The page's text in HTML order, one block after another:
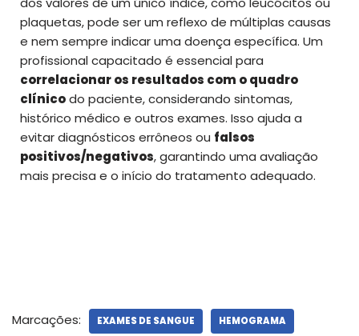
plaquetas, pode ser um reflexo de múltiplas causas
e nem sempre indicar uma doença específica. Um
profissional capacitado é essencial para
correlacionar os resultados com o quadro
clínicodo paciente, considerando sintomas,
histórico médico e outros exames. Isso ajuda a
evitar diagnósticos errôneos ou falsos
positivos/negativos, garantindo uma avaliação
mais precisa e o início do tratamento adequado.
Marcações: EXAMES DE SANGUE HEMOGRAMA